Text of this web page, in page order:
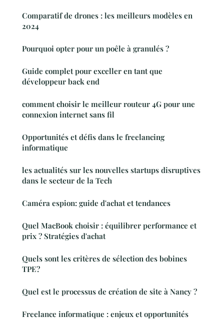
Comparatif de drones : les meilleurs modèles en
2024
Pourquoi opter pour un poêle à granulés ?
Guide complet pour exceller en tant que
développeur back end
comment choisir le meilleur routeur 4G pour une
connexion internet sans fil
Opportunités et défis dans le freelancing
informatique
les actualités sur les nouvelles startups disruptives
dans le secteur de la Tech
Caméra espion: guide d'achat et tendances
Quel MacBook choisir : équilibrer performance et
prix ? Stratégies d'achat
Quels sont les critères de sélection des bobines
TPE?
Quel est le processus de création de site à Nancy ?
Freelance informatique : enjeux et opportunités